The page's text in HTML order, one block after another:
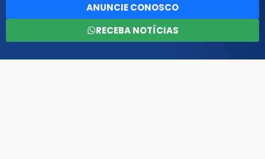
ANUNCIE CONOSCO
RECEBA NOTÍCIAS